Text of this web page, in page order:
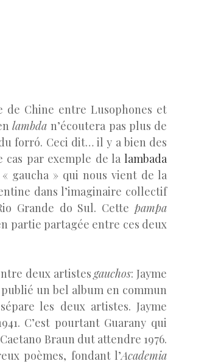
de Chine entre Lusophones et
lambdan’écoutera pas plus de
forró. Ceci dit… il y a bien des
cas par exemple de la lambada
gaucha » qui nous vient de la
dans l’imaginaire collectif
Grande do Sul. Cette pampa
partie partagée entre ces deux
deux artistesgauchos: Jayme
un bel album en commun
les deux artistes. Jayme
C’est pourtant Guarany qui
Braun dut attendre 1976.
poèmes, fondant l’Academia